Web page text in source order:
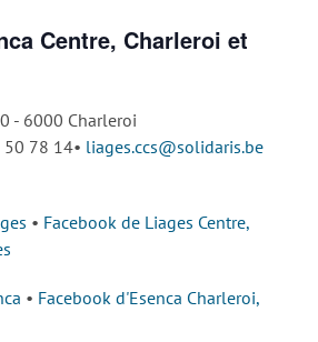
Centre, Charleroi et
- 6000 Charleroi
78 14• liages.ccs@solidaris.be
• Facebook de Liages Centre,
• Facebook d'Esenca Charleroi,